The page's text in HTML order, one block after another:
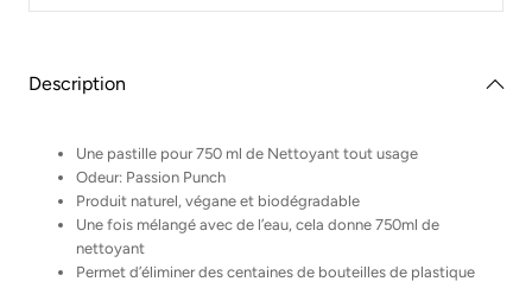
Description
Une pastille pour 750 ml de Nettoyant tout usage
Odeur: Passion Punch
Produit naturel, végane et biodégradable
Une fois mélangé avec de l’eau, cela donne 750ml de
nettoyant
Permet d’éliminer des centaines de bouteilles de plastique